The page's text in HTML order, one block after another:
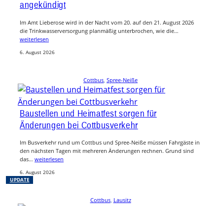
angekündigt
Im Amt Lieberose wird in der Nacht vom 20. auf den 21. August 2026
die Trinkwasserversorgung planmäßig unterbrochen, wie die…
weiterlesen
6. August 2026
Cottbus Spree-Neiße
UPDATE
Baustellen und Heimatfest sorgen für
Änderungen bei Cottbusverkehr
Im Busverkehr rund um Cottbus und Spree-Neiße müssen Fahrgäste in
den nächsten Tagen mit mehreren Änderungen rechnen. Grund sind
das… weiterlesen
6. August 2026
Cottbus, Lausitz